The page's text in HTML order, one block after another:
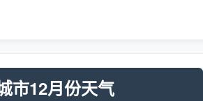
市12月份天气